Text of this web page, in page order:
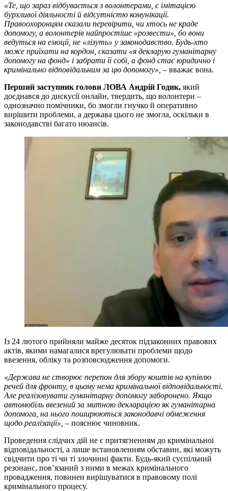
«Те, що зараз відбувається з волонтерами, є імітацією
бурхливої діяльності й відсутністю комунікації.
Правоохоронцям сказали перевірити, чи хтось не краде
допомогу, а волонтерів найпростіше «розвести», бо вони
ведуться на емоції, не «лізуть» у законодавство. Будь-хто
може приїхати на кордон, сказати «я декларую гуманітарну
допомогу на фонд» і забрати її собі, а фонд стає юридично і
кримінально відповідальним за цю допомогу», – вважає вона.
Перший заступник голови ЛОВА Андрій Годик, який
доєднався до дискусії онлайн, твердить, що волонтери –
однозначно помічники, бо змогли гнучко й оперативно
вирішити проблеми, а держава цього не змогла, оскільки в
законодавстві багато нюансів.
Із 24 лютого прийняли майже десяток підзаконних правових
актів, якими намагалися врегулювати проблеми щодо
ввезення, обліку та розповсюдження допомоги.
«Держава не створює перепон для збору коштів на купівлю
речей для фронту, в цьому нема кримінальної відповідальності.
Але реалізовувати гуманітарну допомогу заборонено. Якщо
автомобіль ввезений за митною декларацією як гуманітарна
допомога, на нього поширюються законодавчі обмеження
щодо реалізації», – пояснює чиновник.
Проведення слідчих дій не є притягненням до кримінальної
відповідальності, а лише встановленням обставин, які можуть
свідчити про ті чи ті злочинні факти. Будь-який суспільний
резонанс, пов’язаний з ними в межах кримінального
провадження, повинен вирішуватися в правовому полі
кримінального процесу.